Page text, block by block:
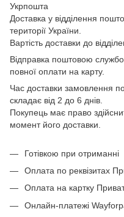
Укрпошта
Доставка у відділення
території України.
Вартість доставки до
Відправка поштовою
повної оплати на карту.
Час доставки замовлення
складає від 2 до 6 днів.
Покупець має право
момент його доставки.
Готівкою при отриманні
Оплата по реквізитах
Оплата на картку
Онлайн-платежі